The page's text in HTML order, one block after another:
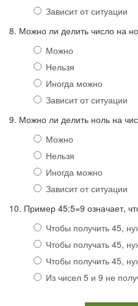
Зависит от ситуации
8. Можно ли делить число на
Можно
Нельзя
Иногда можно
Зависит от ситуации
9. Можно ли делить ноль на
Можно
Нельзя
Иногда можно
Зависит от ситуации
10. Пример 45:5=9 означает,
Чтобы получить 45,
Чтобы получать 45,
Чтобы получить 45,
Из чисел 5 и 9 не